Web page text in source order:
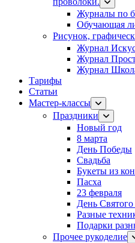
Журналы по
Обучающая
Рисунок,
Журнал
Журнал
Журнал
Тарифы
Статьи
Мастер-классы
Праздники
Новый год
8 марта
День Победы
Свадьба
Букеты из
Пасха
23 февраля
День
Разные
Подарки
Прочее рукоделие